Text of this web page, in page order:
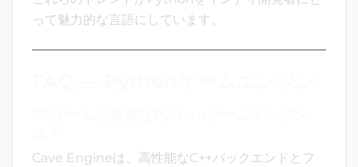
って魅力的な言語にしています。
Cave Engineは、高性能なC++バックエンドとフ